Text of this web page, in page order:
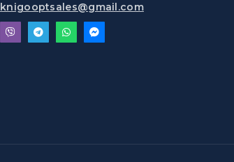
knigooptsales@gmail.com